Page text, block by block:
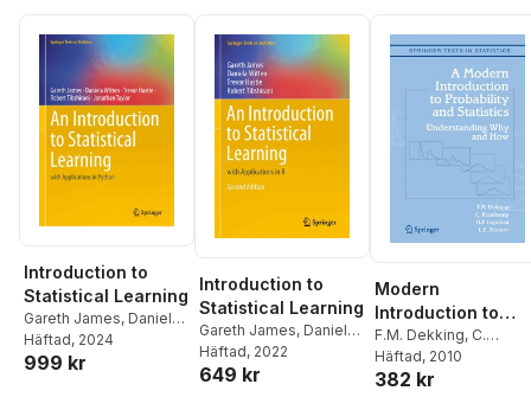
Introduction to
Statistical Learning
Gareth James, Daniela
Witten, Trevor Hastie
Robert Tibshirani
Häftad, 2024
999 kr
Introduction to
Statistical Learning
Gareth James, Daniela
Witten, Trevor Hastie
Robert Tibshirani
Häftad, 2022
649 kr
Modern
Introduction to
Probability and
Statistics
F.M. Dekking, C.
Kraaikamp,H.P.
Lopuhaä
Häftad, 2010
382 kr